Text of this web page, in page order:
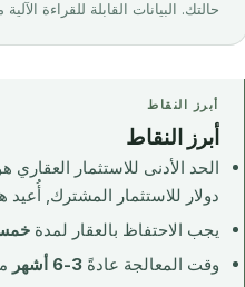
حالتك. البيانات القابلة للقراءة الآلية
أبرز النقاط
أبرز النقاط
الحد الأدنى للاستثمار العقاري
دولار للاستثمار المشترك, أُعيد
يجب الاحتفاظ بالعقار لمدة
وقت المعالجة عادةً 3-6 أشهر